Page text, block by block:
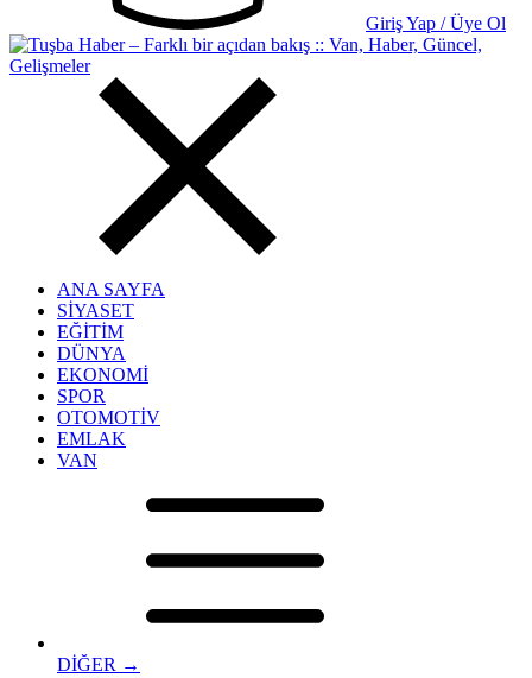
Giriş Yap / Üye Ol
ANA SAYFA
SİYASET
EĞİTİM
DÜNYA
EKONOMİ
SPOR
OTOMOTİV
EMLAK
VAN
DİĞER →